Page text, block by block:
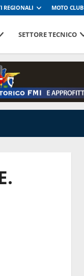
REGIONALI MOTO CLUB
SETTORE TECNICO